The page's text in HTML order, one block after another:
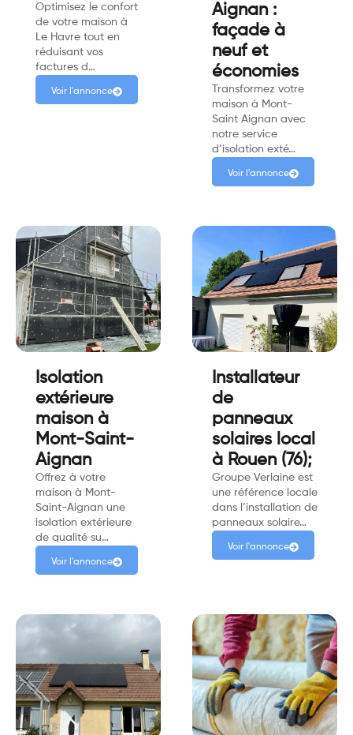
Optimisez le confort
de votre maison à
Le Havre tout en
réduisant vos
factures d…
Voir l'annonce
Aignan :
façade à
neuf et
économies
Transformez votre
maison à Mont-
Saint Aignan avec
notre service
d’isolation exté…
Voir l'annonce
Isolation
extérieure
maison à
Mont-Saint-
Aignan
Offrez à votre
maison à Mont-
Saint-Aignan une
isolation extérieure
de qualité su…
Voir l'annonce
Installateur
de
panneaux
solaires local
à Rouen (76);
Groupe Verlaine est
une référence locale
dans l’installation de
panneaux solaire…
Voir l'annonce